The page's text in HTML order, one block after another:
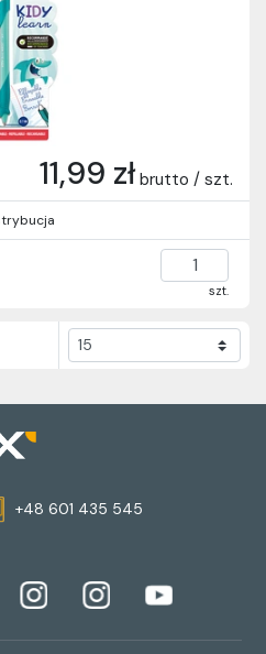
11,99 zł brutto / szt.
szt.
+48 601 435 545